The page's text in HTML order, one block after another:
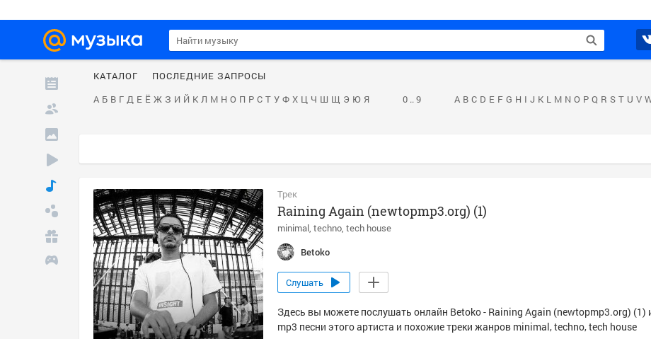
КАТАЛОГ
ПОСЛЕДНИЕ ЗАПРОСЫ
А Б В Г Д Е Ё Ж З И Й К Л М Н О П Р С Т У Ф Х Ц Ч Ш Щ Э Ю Я 0 .. 9 A B C D E F G H I J K L M N O P Q R S T U V
Трек
Raining Again (newtopmp3.org) (1)
minimal techno tech house
Betoko
Слушать
Здесь вы можете послушать онлайн Betoko - Raining Again (newtopmp3.org) (1)
mp3 песни этого артиста и похожие треки жанров minimal, techno, tech house